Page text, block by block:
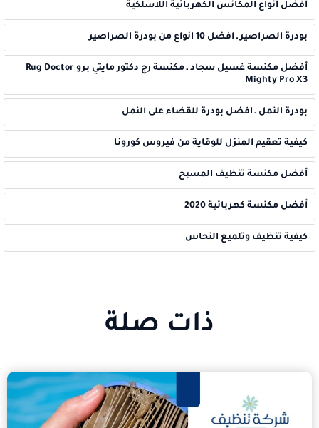
أفضل أنواع المكانس الكهربائية اللاسلكية
بودرة الصراصير ـ افضل 10 انواع من بودرة الصراصير
أفضل مكنسة غسيل سجاد ـ مكنسة رج دكتور مايتي برو Rug Doctor
Mighty Pro X3
بودرة النمل ـ افضل بودرة للقضاء على النمل
كيفية تعقيم المنزل للوقاية من فيروس كورونا
أفضل مكنسة تنظيف المسبح
أفضل مكنسة كهربائية 2020
كيفية تنظيف وتلميع النحاس
ذات صلة